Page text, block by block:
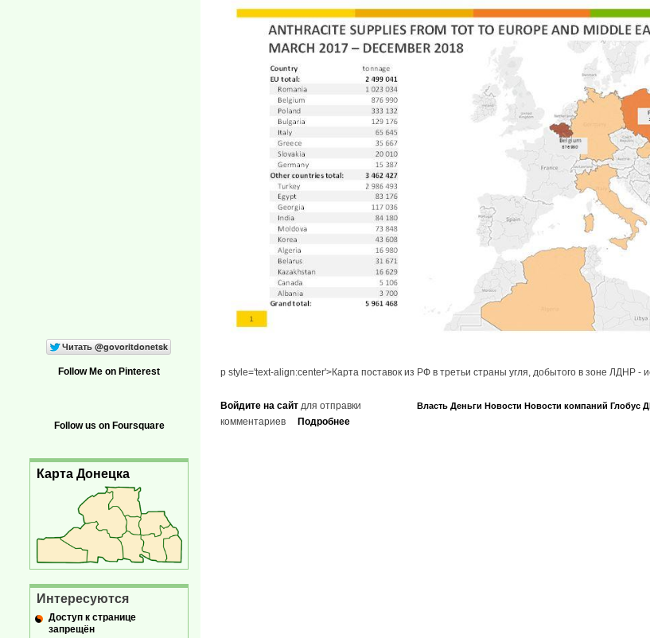
p style='text-align:center'>Карта поставок из РФ в третьи страны угля, добытого в зоне ЛДНР -
Власть Деньги Новости Новости компаний Глобус
Войдите на сайт для отправки
комментариев
Подробнее
Follow Me on Pinterest
Follow us on Foursquare
Карта Донецка
Интересуются
Доступ к странице
запрещён